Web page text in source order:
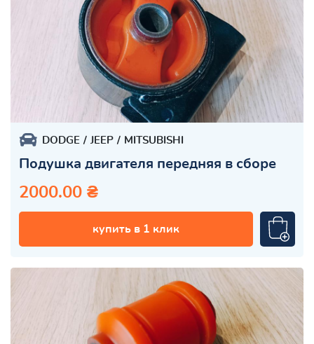
DODGE JEEP MITSUBISHI
Подушка двигателя передняя в сборе
2000.00 ₴
купить в 1 клик